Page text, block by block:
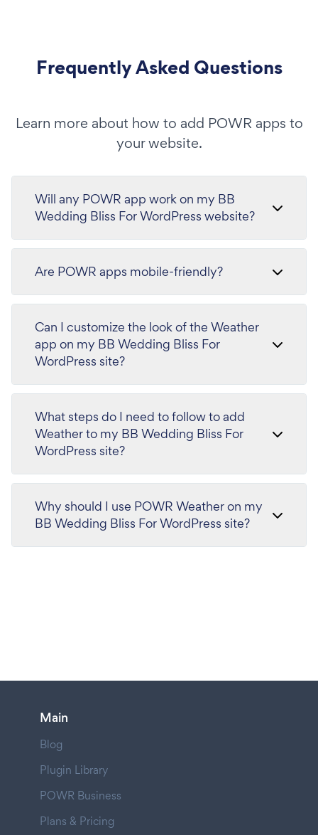
Frequently Asked Questions
Learn more about how to add POWR apps to
your website.
Will any POWR app work on my BB
Wedding Bliss For WordPress website?
Are POWR apps mobile-friendly?
Can I customize the look of the Weather
app on my BB Wedding Bliss For
WordPress site?
What steps do I need to follow to add
Weather to my BB Wedding Bliss For
WordPress site?
Why should I use POWR Weather on my
BB Wedding Bliss For WordPress site?
Main
Blog
Plugin Library
POWR Business
Plans & Pricing